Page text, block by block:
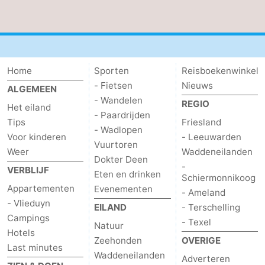
-
-
Schiermonnikoog
-
Terschelling
-
Texel
Weer
Contact
Home
ALGEMEEN
Het eiland
Tips
Voor kinderen
Weer
VERBLIJF
Appartementen
- Vlieduyn
Campings
Hotels
Last minutes
Sporten
- Fietsen
- Wandelen
- Paardrijden
- Wadlopen
Vuurtoren
Dokter Deen
Eten en drinken
Evenementen
EILAND
Natuur
Zeehonden
Waddeneilanden
Reisboekenwinkel
Nieuws
REGIO
Friesland
- Leeuwarden
Waddeneilanden
-
Schiermonnikoog
- Ameland
- Terschelling
- Texel
OVERIGE
Adverteren